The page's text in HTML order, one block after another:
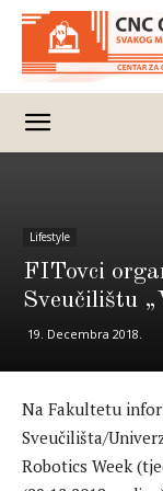
Lifestyle
FITovci
Sveučilištu
19. Decembra 2018.
Na Fakultetu
Sveučilišta/
Robotics Week